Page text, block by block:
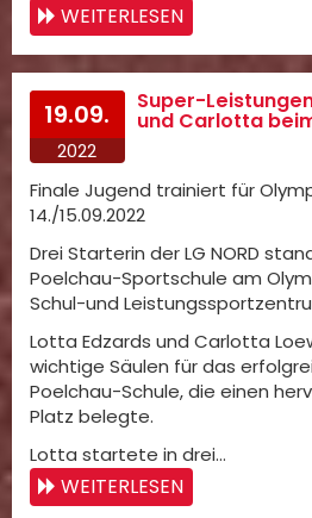
WEITERLESEN
19.09.
2022
Super-
und Carlotta
Finale Jugend trainiert für
14./15.09.2022
Drei Starterin der LG NORD
Poelchau-Sportschule am
Schul-und
Lotta Edzards und Carlotta
wichtige Säulen für das
Poelchau-Schule, die einen
Platz belegte.
Lotta startete in drei…
WEITERLESEN